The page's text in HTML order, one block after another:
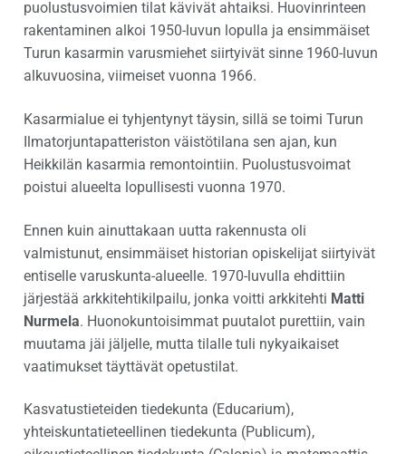
puolustusvoimien tilat kävivät ahtaiksi. Huovinrinteen
rakentaminen alkoi 1950-luvun lopulla ja ensimmäiset
Turun kasarmin varusmiehet siirtyivät sinne 1960-luvun
alkuvuosina, viimeiset vuonna 1966.
Kasarmialue ei tyhjentynyt täysin, sillä se toimi Turun
Ilmatorjuntapatteriston väistötilana sen ajan, kun
Heikkilän kasarmia remontointiin. Puolustusvoimat
poistui alueelta lopullisesti vuonna 1970.
Ennen kuin ainuttakaan uutta rakennusta oli
valmistunut, ensimmäiset historian opiskelijat siirtyivät
entiselle varuskunta-alueelle. 1970-luvulla ehdittiin
järjestää arkkitehtikilpailu, jonka voitti arkkitehti Matti
Nurmela. Huonokuntoisimmat puutalot purettiin, vain
muutama jäi jäljelle, mutta tilalle tuli nykyaikaiset
vaatimukset täyttävät opetustilat.
Kasvatustieteiden tiedekunta (Educarium),
yhteiskuntatieteellinen tiedekunta (Publicum),